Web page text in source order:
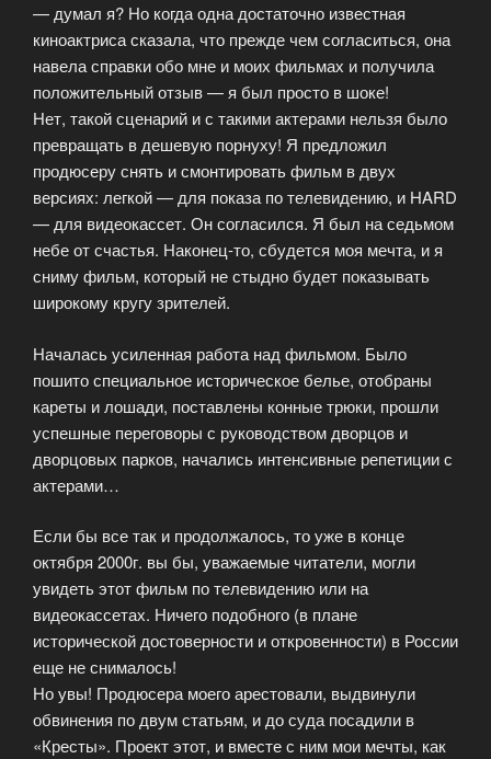
— думал я? Но когда одна достаточно известная
киноактриса сказала, что прежде чем согласиться, она
навела справки обо мне и моих фильмах и получила
положительный отзыв — я был просто в шоке!
Нет, такой сценарий и с такими актерами нельзя было
превращать в дешевую порнуху! Я предложил
продюсеру снять и смонтировать фильм в двух
версиях: легкой — для показа по телевидению, и HARD
— для видеокассет. Он согласился. Я был на седьмом
небе от счастья. Наконец-то, сбудется моя мечта, и я
сниму фильм, который не стыдно будет показывать
широкому кругу зрителей.
Началась усиленная работа над фильмом. Было
пошито специальное историческое белье, отобраны
кареты и лошади, поставлены конные трюки, прошли
успешные переговоры с руководством дворцов и
дворцовых парков, начались интенсивные репетиции с
актерами…
Если бы все так и продолжалось, то уже в конце
октября 2000г. вы бы, уважаемые читатели, могли
увидеть этот фильм по телевидению или на
видеокассетах. Ничего подобного (в плане
исторической достоверности и откровенности) в России
еще не снималось!
Но увы! Продюсера моего арестовали, выдвинули
обвинения по двум статьям, и до суда посадили в
«Кресты». Проект этот, и вместе с ним мои мечты, как